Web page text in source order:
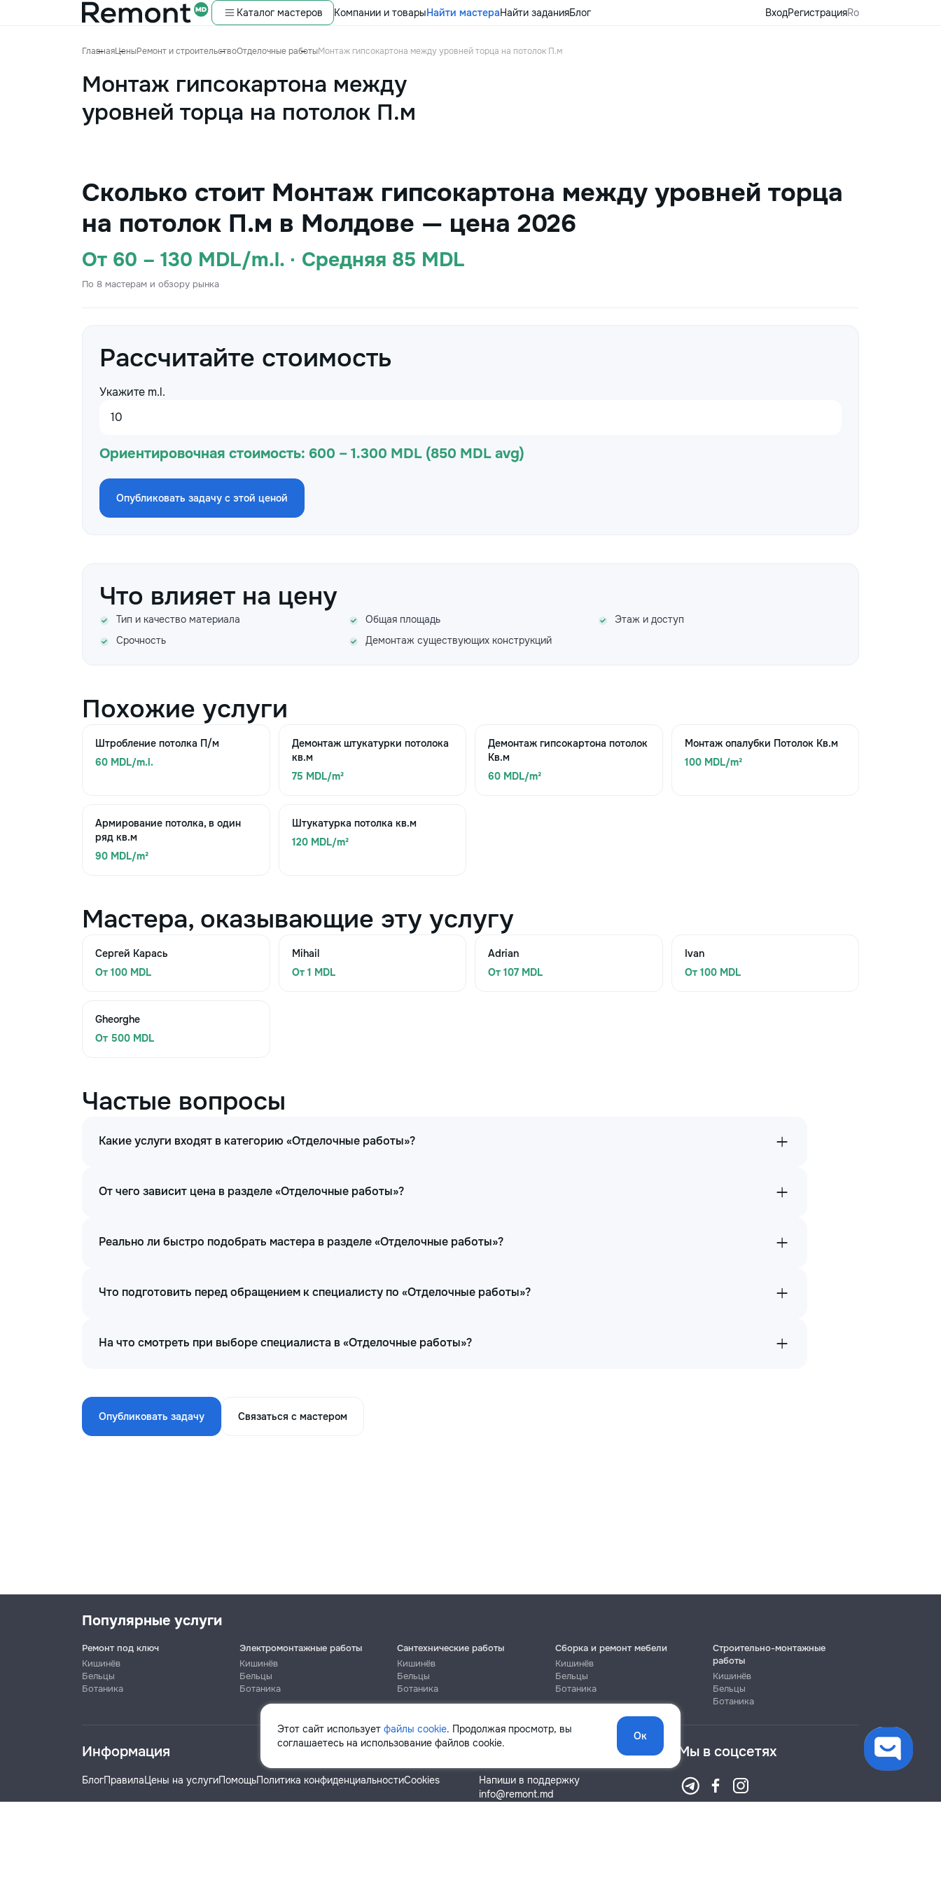
Каталог мастеров Компании и товарыНайти мастераНайти заданияБлог ВходРегистрацияRo
ГлавнаяЦеныРемонт и строительствоОтделочные работыМонтаж гипсокартона между уровней торца на потолок П.м
Монтаж гипсокартона между
уровней торца на потолок П.м
Сколько стоит Монтаж гипсокартона между уровней торца
на потолок П.м в Молдове — цена 2026
От 60 – 130 MDL/m.l. · Средняя 85 MDL
По 8 мастерам и обзору рынка
Рассчитайте стоимость
Укажите m.l.
Ориентировочная стоимость: 600 – 1.300 MDL (850 MDL avg)
Опубликовать задачу с этой ценой
Что влияет на цену
Тип и качество материала Общая площадь
Этаж и доступ
Срочность
Демонтаж существующих конструкций
Похожие услуги
Штробление потолка П/м
60 MDL/m.l.
Демонтаж штукатурки потолока
кв.м
75 MDL/m²
Демонтаж гипсокартона потолок
Кв.м
60 MDL/m²
Монтаж опалубки Потолок Кв.м
100 MDL/m²
Армирование потолка, в один
ряд кв.м
90 MDL/m²
Штукатурка потолка кв.м
120 MDL/m²
Мастера, оказывающие эту услугу
Сергей Карась
От 100 MDL
Mihail
От 1 MDL
Adrian
От 107 MDL
Ivan
От 100 MDL
Gheorghe
От 500 MDL
Частые вопросы
Какие услуги входят в категорию «Отделочные работы»?
От чего зависит цена в разделе «Отделочные работы»?
Реально ли быстро подобрать мастера в разделе «Отделочные работы»?
Что подготовить перед обращением к специалисту по «Отделочные работы»?
На что смотреть при выборе специалиста в «Отделочные работы»?
Опубликовать задачу Связаться с мастером
Этот сайт использует файлы cookie. Продолжая просмотр, вы
соглашаетесь на использование файлов cookie.
Ок
Популярные услуги
Ремонт под ключ
Кишинёв
Бельцы
Ботаника
Электромонтажные работы
Кишинёв
Бельцы
Ботаника
Сантехнические работы
Кишинёв
Бельцы
Ботаника
Сборка и ремонт мебели
Кишинёв
Бельцы
Ботаника
Строительно-монтажные
работы
Кишинёв
Бельцы
Ботаника
Информация
БлогПравилаЦены на услугиПомощьПолитика конфиденциальностиCookies
Помощь
Напиши в поддержку
info@remont.md
Мы в соцсетях